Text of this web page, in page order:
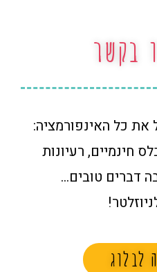
בקשר
את כל האינפורמציה:
חינמיים, רעיונות
דברים טובים…
לבלוג